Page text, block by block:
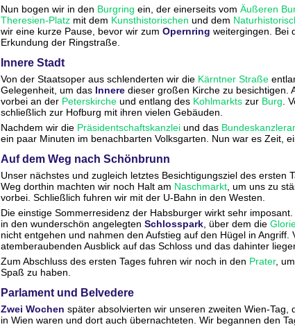
Nun bogen wir in den Burgring ein, der einerseits vom Äußeren
Theresien-Platz mit dem Kunsthistorischen und dem
wir eine kurze Pause, bevor wir zum Opernring weitergingen. Bei
Erkundung der Ringstraße.
Innere Stadt
Von der Staatsoper aus schlenderten wir die Kärntner Straße
Gelegenheit, um das Innere dieser großen Kirche zu besichtigen.
vorbei an der Peterskirche und entlang des Kohlmarkts zur Burg .
schließlich zur Hofburg mit ihren vielen Gebäuden.
Nachdem wir die Präsidentschaftskanzlei und das
ein paar Minuten im benachbarten Volksgarten. Nun war es Zeit,
Auf dem Weg nach Schönbrunn
Unser nächstes und zugleich letztes Besichtigungsziel des ersten
Weg dorthin machten wir noch Halt am Naschmarkt , um uns zu
vorbei. Schließlich fuhren wir mit der U-Bahn in den Westen.
Die einstige Sommerresidenz der Habsburger wirkt sehr
in den wunderschön angelegten Schlosspark , über dem die
nicht entgehen und nahmen den Aufstieg auf den Hügel in Angriff.
atemberaubenden Ausblick auf das Schloss und das dahinter
Zum Abschluss des ersten Tages fuhren wir noch in den Prater,
Spaß zu haben.
Parlament und Belvedere
Zwei Wochen später absolvierten wir unseren zweiten Wien-
in Wien waren und dort auch übernachteten. Wir begannen den